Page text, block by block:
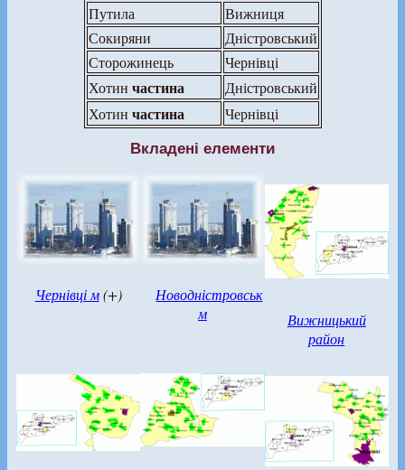
Путила
Вижниця
Сокиряни
Дністровський
Сторожинець
Чернівці
Хотин частина
Дністровський
Хотин частина Чернівці
Вкладені елементи
Чернівці м(+)
Новодністровськ
м
Вижницький
район